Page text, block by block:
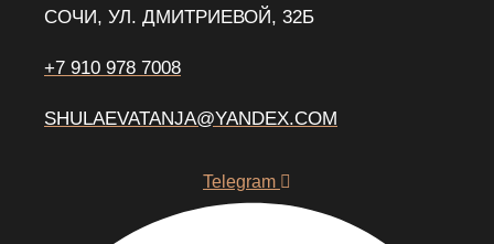
СОЧИ, УЛ. ДМИТРИЕВОЙ, 32Б
+7 910 978 7008
SHULAEVATANJA@YANDEX.COM
Telegram